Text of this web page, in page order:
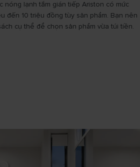
nóng lạnh tắm gián tiếp Ariston có mức
đến 10 triệu đồng tùy sản phẩm. Bạn nên
cụ thể để chọn sản phẩm vừa túi tiền.